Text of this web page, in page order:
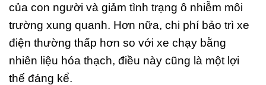
của con người và giảm tình trạng ô nhiễm môi
trường xung quanh. Hơn nữa, chi phí bảo trì xe
điện thường thấp hơn so với xe chạy bằng
nhiên liệu hóa thạch, điều này cũng là một lợi
thế đáng kể.